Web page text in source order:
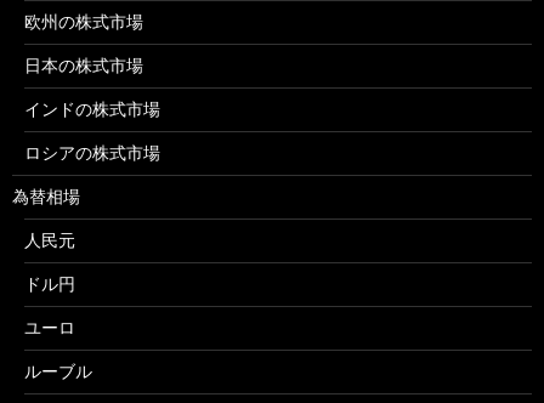
欧州の株式市場
日本の株式市場
インドの株式市場
ロシアの株式市場
為替相場
人民元
ドル円
ユーロ
ルーブル